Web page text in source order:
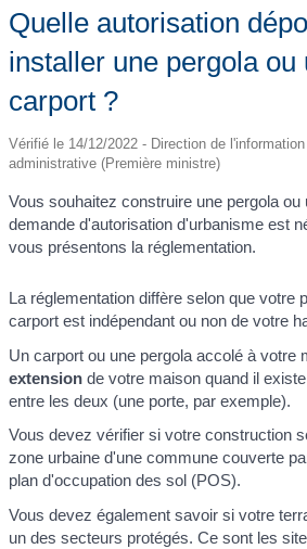
Quelle autorisation
installer une pergola ou
carport ?
Vérifié le 14/12/2022 - Direction de
administrative (Première ministre)
Vous souhaitez construire une pergola ou
demande d'autorisation d'urbanisme est
vous présentons la réglementation.
La réglementation diffère selon que votre
carport est indépendant ou non de votre
Un carport ou une pergola accolé à votre
extension de votre maison quand il
entre les deux (une porte, par exemple).
Vous devez vérifier si votre construction
zone urbaine d'une commune couverte
plan d'occupation des sol (POS).
Vous devez également savoir si votre
un des secteurs protégés. Ce sont les